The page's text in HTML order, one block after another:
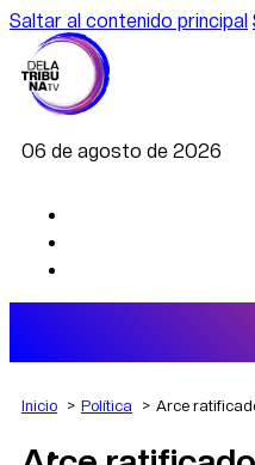
Saltar al contenido principal
06 de agosto de 2026
AGRO
Inicio Política Arce